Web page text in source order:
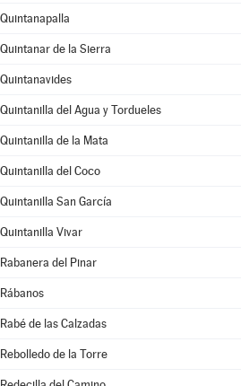
Quintanapalla
Quintanar de la Sierra
Quintanavides
Quintanilla del Agua y Tordueles
Quintanilla de la Mata
Quintanilla del Coco
Quintanilla San García
Quintanilla Vivar
Rabanera del Pinar
Rábanos
Rabé de las Calzadas
Rebolledo de la Torre